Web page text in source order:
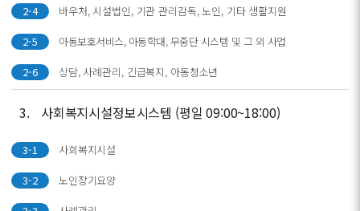
2-4
바우처, 시설법인, 기관 관리감독, 노인, 기타 생활지원
2-5
아동보호서비스, 아동학대, 무중단 시스템 및 그 외 사업
2-6
상담, 사례관리, 긴급복지, 아동청소년
3. 사회복지시설정보시스템 (평일 09:00~18:00)
3-1
사회복지시설
3-2
노인장기요양